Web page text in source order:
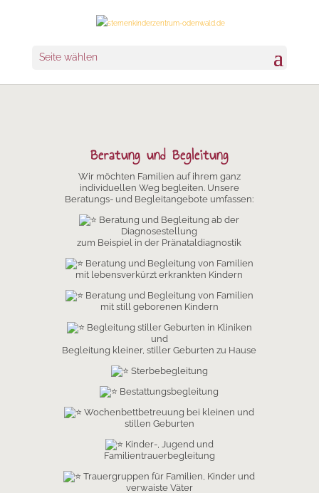
Seite wählen
Beratung und Begleitung
Wir möchten Familien auf ihrem ganz
individuellen Weg begleiten. Unsere
Beratungs- und Begleitangebote umfassen:
Beratung und Begleitung ab der
Diagnosestellung
zum Beispiel in der Pränataldiagnostik
Beratung und Begleitung von Familien
mit lebensverkürzt erkrankten Kindern
Beratung und Begleitung von Familien
mit still geborenen Kindern
Begleitung stiller Geburten in Kliniken
und
Begleitung kleiner, stiller Geburten zu Hause
Sterbebegleitung
Bestattungsbegleitung
Wochenbettbetreuung bei kleinen und
stillen Geburten
Kinder-, Jugend und
Familientrauerbegleitung
Trauergruppen für Familien, Kinder und
verwaiste Väter